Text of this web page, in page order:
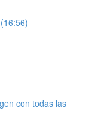
con todas las